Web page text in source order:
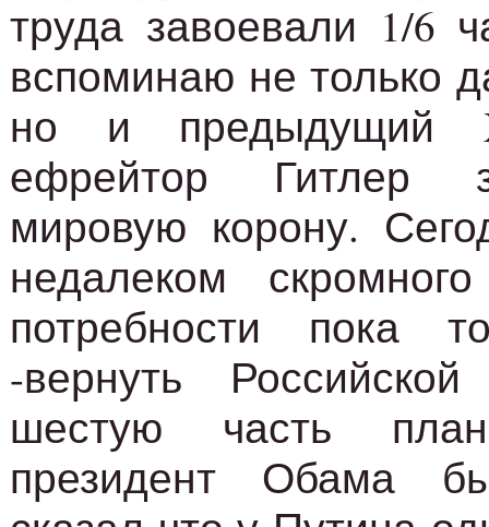
труда завоевали 1/6
вспоминаю не только
но и предыдущий
ефрейтор Гитлер
мировую корону.
недалеком
потребности пока
-вернуть
шестую часть
президент Обама